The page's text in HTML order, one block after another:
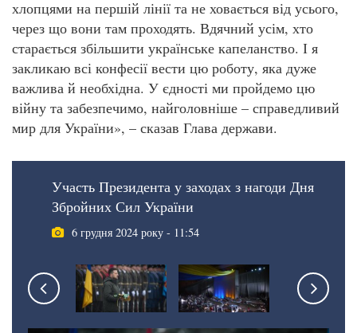
хлопцями на першій лінії та не ховається від усього,
через що вони там проходять. Вдячний усім, хто
старається збільшити українське капеланство. І я
закликаю всі конфесії вести цю роботу, яка дуже
важлива й необхідна. У єдності ми пройдемо цю
війну та забезпечимо, найголовніше – справедливий
мир для України», – сказав Глава держави.
Участь Президента у заходах з нагоди Дня
Збройних Сил України
6 грудня 2024 року - 11:54